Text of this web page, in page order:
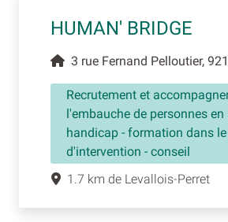
HUMAN' BRIDGE
3 rue Fernand Pelloutier,
Recrutement et
l'embauche de personnes
handicap - formation dans
d'intervention - conseil
1.7 km de Levallois-Perret